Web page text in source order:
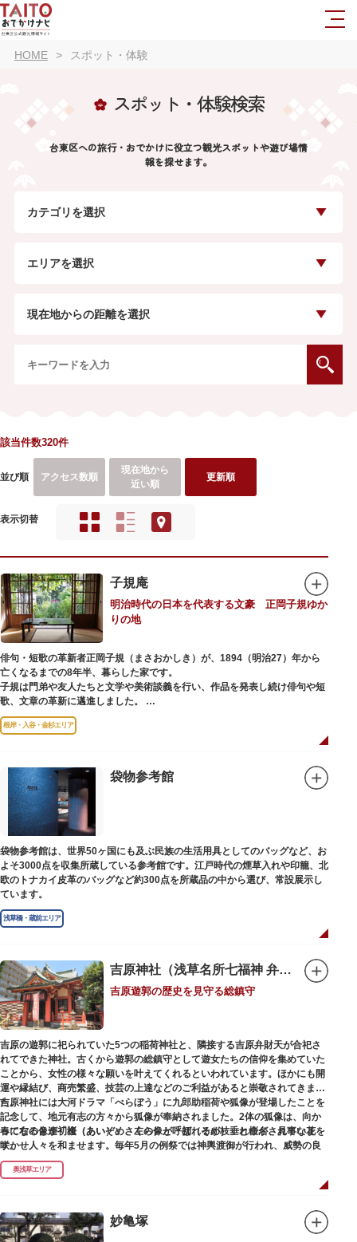
HOME スポット・体験
スポット・体験検索
台東区への旅行・おでかけに役立つ観光スポットや遊び場情
報を探せます。
カテゴリを選択
エリアを選択
現在地からの距離を選択
該当件数320件
並び順 アクセス数順
現在地から
近い順
更新順
表示切替
子規庵
明治時代の日本を代表する文豪 正岡子規ゆか
りの地
俳句・短歌の革新者正岡子規（まさおかしき）が、1894（明治27）年から
亡くなるまでの8年半、暮らした家です。
子規は門弟や友人たちと文学や美術談義を行い、作品を発表し続け俳句や短
歌、文章の革新に邁進しました。
故郷松山より母と妹を呼び寄せ、結核に苦しみながらも34歳で亡くなるまで
精力的に文学作品を創作し続けた場所でもあります。
ま再建され、現在の庵は東京都指定史跡として明治の雰囲気が体感できる魅
力的な空間となっています。
子規が病室兼書斎にしていた「病牀六尺の間」などを復元しており、明治の
暮らしだけでなく創作の様子を偲ぶことができます。現在、一般のボランテ
ィア団体により大切に維持・保存されています。
根岸・入谷・金杉エリア
袋物参考館
袋物参考館は、世界50ヶ国にも及ぶ民族の生活用具としてのバッグなど、お
よそ3000点を収集所蔵している参考館です。江戸時代の煙草入れや印籠、北
欧のトナカイ皮革のバッグなど約300点を所蔵品の中から選び、常設展示し
ています。
浅草橋・蔵前エリア
吉原神社（浅草名所七福神 弁財天）
吉原遊郭の歴史を見守る総鎮守
吉原の遊郭に祀られていた5つの稲荷神社と、隣接する吉原弁財天が合祀さ
れてできた神社。古くから遊郭の総鎮守として遊女たちの信仰を集めていた
ことから、女性の様々な願いを叶えてくれるといわれています。ほかにも開
運や縁結び、商売繁盛、技芸の上達などのご利益があると崇敬されてきまし
た。
春になると逢初桜（あいぞめさくら）と呼ばれるが枝垂れ桜が、見事な花を
咲かせ人々を和ませます。毎年5月の例祭では神輿渡御が行われ、威勢の良
い掛け声とともに各町は活気にあふれます。
吉原弁財天は浅草名所七福神の一社・弁財天にあたり、七福神に関する授与
吉原神社には大河ドラマ「べらぼう」に九郎助稲荷や狐像が登場したことを
記念して、地元有志の方々から狐像が奉納されました。2体の狐像は、向か
って右の像が「逢（あい）」、左の像が「初（そめ）」と命名されていま
す。
奥浅草エリア
妙亀塚